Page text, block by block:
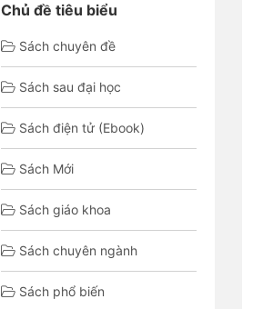
Chủ đề tiêu biểu
Sách chuyên đề
Sách sau đại học
Sách điện tử (Ebook)
Sách Mới
Sách giáo khoa
Sách chuyên ngành
Sách phổ biến